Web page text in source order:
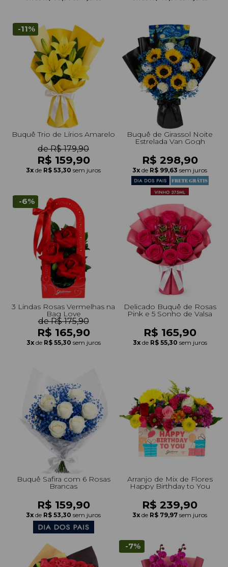
-11%
Buquê Trio de Lírios Amarelo
de R$ 179,90
R$ 159,90
3x de R$ 53,30 sem juros
Buquê de Girassol Noite
Estrelada Van Gogh
R$ 298,90
3x de R$ 99,63 sem juros
-6%
3 Lindas Rosas Vermelhas na
Bag Love
de R$ 175,90
R$ 165,90
3x de R$ 55,30 sem juros
Delicado Buquê de Rosas
Pink e 5 Sonho de Valsa
R$ 165,90
3x de R$ 55,30 sem juros
Buquê Safira com 6 Rosas
Brancas
R$ 159,90
3x de R$ 53,30 sem juros
Arranjo de Mix de Flores
Happy Birthday to You
R$ 239,90
3x de R$ 79,97 sem juros
-7%